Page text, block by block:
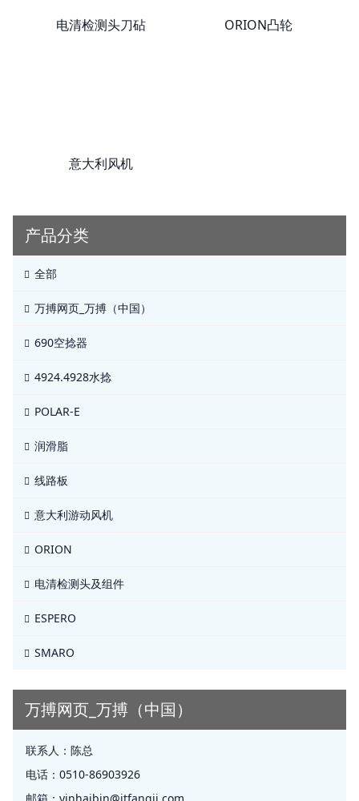
电清检测头刀砧 ORION凸轮
意大利风机
产品分类
全部
万搏网页_万搏（中国）
690空捻器
4924.4928水捻
POLAR-E
润滑脂
线路板
意大利游动风机
ORION
电清检测头及组件
ESPERO
SMARO
万搏网页_万搏（中国）
联系人： 陈总
电话： 0510-86903926